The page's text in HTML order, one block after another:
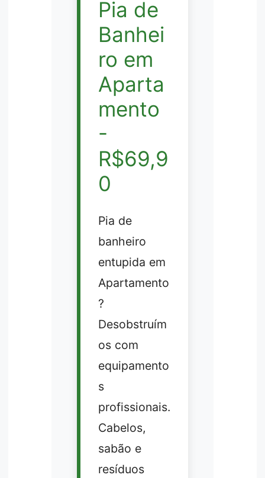
Pia de
Banhei
ro em
Aparta
mento
-
R$69,9
0
Pia de
banheiro
entupida em
Apartamento
?
Desobstruím
os com
equipamento
s
profissionais.
Cabelos,
sabão e
resíduos